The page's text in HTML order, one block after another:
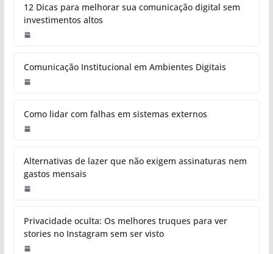
12 Dicas para melhorar sua comunicação digital sem
investimentos altos
Comunicação Institucional em Ambientes Digitais
Como lidar com falhas em sistemas externos
Alternativas de lazer que não exigem assinaturas nem
gastos mensais
Privacidade oculta: Os melhores truques para ver
stories no Instagram sem ser visto